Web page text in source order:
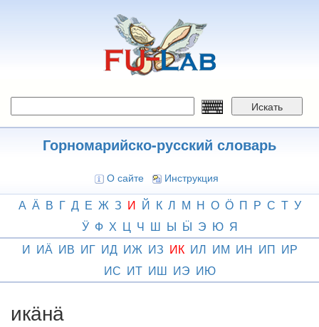
Искать
Горномарийско-русский словарь
О сайте Инструкция
А Ӓ В Г Д Е Ж З И Й К Л М Н О Ӧ П Р С Т У
Ӱ Ф Х Ц Ч Ш Ы Ӹ Э Ю Я
И ИӒ ИВ ИГ ИД ИЖ ИЗ ИК ИЛ ИМ ИН ИП ИР
ИС ИТ ИШ ИЭ ИЮ
икӓнӓ